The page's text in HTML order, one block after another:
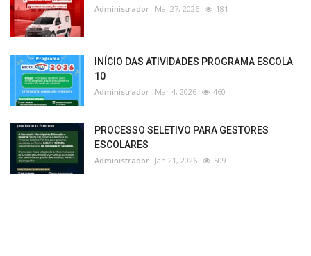
Administrador Mai 27, 2026 181
INÍCIO DAS ATIVIDADES PROGRAMA ESCOLA
10
Administrador Mar 4, 2026 460
PROCESSO SELETIVO PARA GESTORES
ESCOLARES
Administrador Jan 21, 2026 509